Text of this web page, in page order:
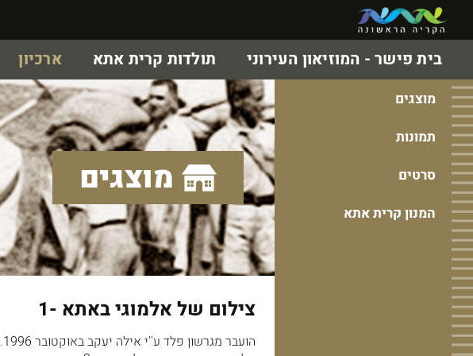
בית פישר - המוזיאון העירוני תולדות קרית אתא ארכיון
מוצגים
תמונות
סרטים
המנון קרית אתא
מוצגים
צילום של אלמוגי באתא -1
הועבר מגרשון פלד ע''י אילה יעקב באוקטובר 1996.